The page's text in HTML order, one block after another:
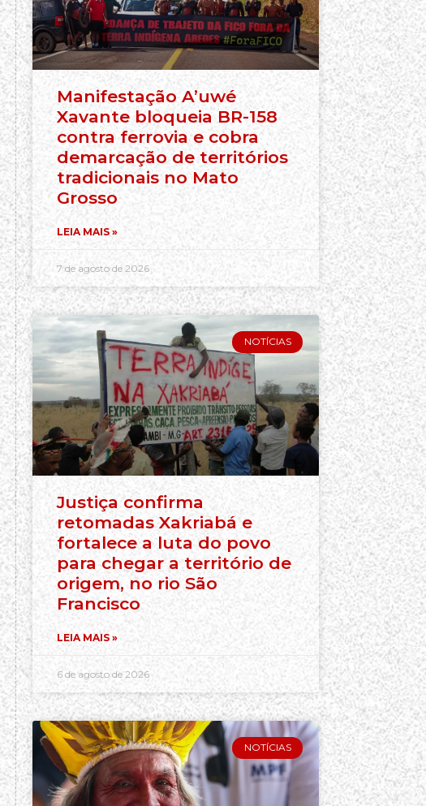
Manifestação A’uwé
Xavante bloqueia BR-158
contra ferrovia e cobra
demarcação de territórios
tradicionais no Mato
Grosso
LEIA MAIS »
7 de agosto de 2026
NOTÍCIAS
Justiça confirma
retomadas Xakriabá e
fortalece a luta do povo
para chegar a território de
origem, no rio São
Francisco
LEIA MAIS »
6 de agosto de 2026
NOTÍCIAS